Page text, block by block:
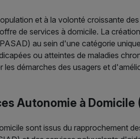
et à la volonté croissante
de services à domicile. La
au sein d'une catégorie
ou atteintes de maladies
les démarches des usagers et
Autonomie à Domicile
sont issus du rapprochement